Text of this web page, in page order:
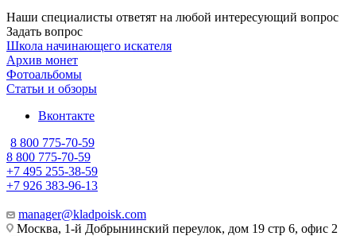
Наши специалисты ответят на любой интересующий вопрос
Задать вопрос
Школа начинающего искателя
Архив монет
Фотоальбомы
Статьи и обзоры
Вконтакте
8 800 775-70-59
8 800 775-70-59
+7 495 255-38-59
+7 926 383-96-13
manager@kladpoisk.com
Москва, 1-й Добрынинский переулок, дом 19 стр 6, офис 2